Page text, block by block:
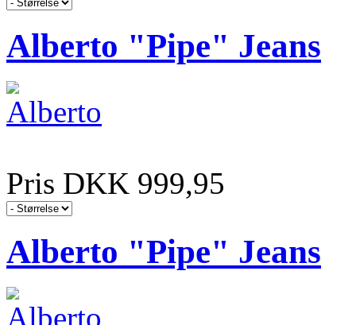
Alberto "Pipe" Jeans
Pris DKK 999,95
Alberto "Pipe" Jeans